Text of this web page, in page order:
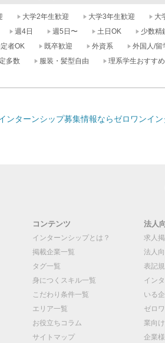
大学2年生歓迎 大学3年生歓迎 大
週4日 週5日〜 土日OK 少数精
者OK 既卒歓迎 外資系 外国人/留
多数 服装・髪型自由 理系学生おすすめ
ンターンシップ募集情報ならゼロワンイ
コンテンツ
インターンシップとは？
掲載企業一覧
タグ一覧
身につくスキル一覧
こだわり条件一覧
エリア一覧
お役立ちコラム
サイトマップ
法人
求人
法人
表記
イン
いる
ゼロ
業向け
企業